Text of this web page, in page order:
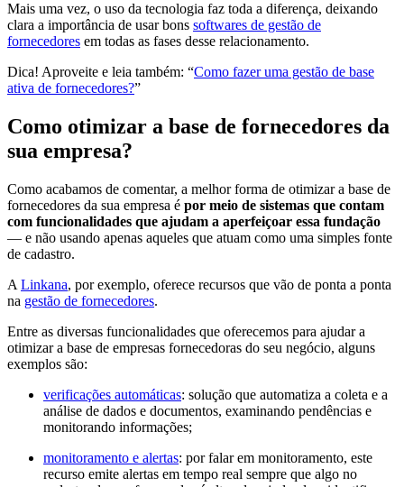
Mais uma vez, o uso da tecnologia faz toda a diferença, deixando
clara a importância de usar bons softwares de gestão de
fornecedores em todas as fases desse relacionamento.
Dica! Aproveite e leia também: “Como fazer uma gestão de base
ativa de fornecedores?”
Como otimizar a base de fornecedores da
sua empresa?
Como acabamos de comentar, a melhor forma de otimizar a base de
fornecedores da sua empresa é por meio de sistemas que contam
com funcionalidades que ajudam a aperfeiçoar essa fundação
— e não usando apenas aqueles que atuam como uma simples fonte
de cadastro.
A Linkana, por exemplo, oferece recursos que vão de ponta a ponta
na gestão de fornecedores.
Entre as diversas funcionalidades que oferecemos para ajudar a
otimizar a base de empresas fornecedoras do seu negócio, alguns
exemplos são:
verificações automáticas: solução que automatiza a coleta e a
análise de dados e documentos, examinando pendências e
monitorando informações;
monitoramento e alertas: por falar em monitoramento, este
recurso emite alertas em tempo real sempre que algo no